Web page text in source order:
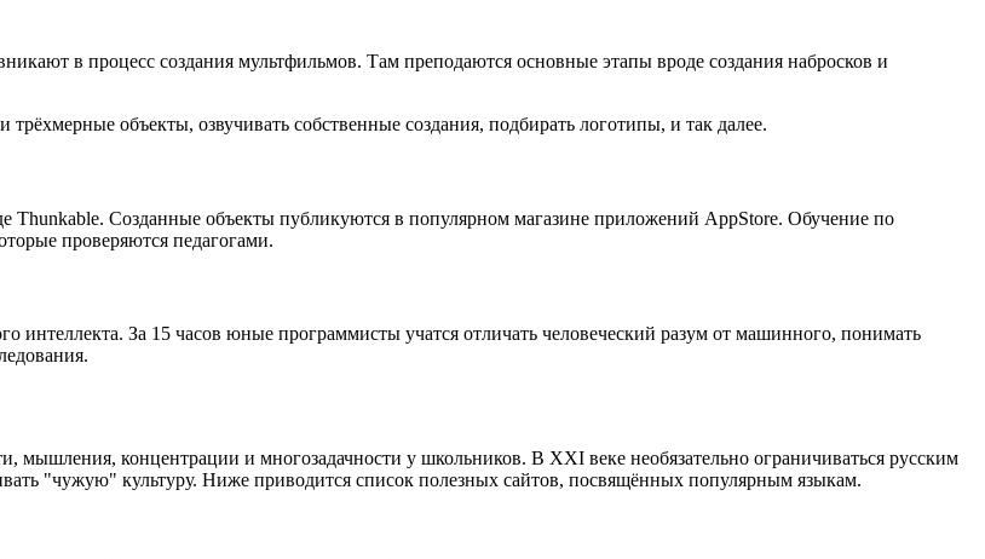
в процесс создания мультфильмов. Там преподаются основные этапы вроде создания набросков и
объекты, озвучивать собственные создания, подбирать логотипы, и так далее.
Созданные объекты публикуются в популярном магазине приложений AppStore. Обучение по
проверяются педагогами.
интеллекта. За 15 часов юные программисты учатся отличать человеческий разум от машинного, понимать
концентрации и многозадачности у школьников. В XXI веке необязательно ограничиваться русским
"чужую" культуру. Ниже приводится список полезных сайтов, посвящённых популярным языкам.